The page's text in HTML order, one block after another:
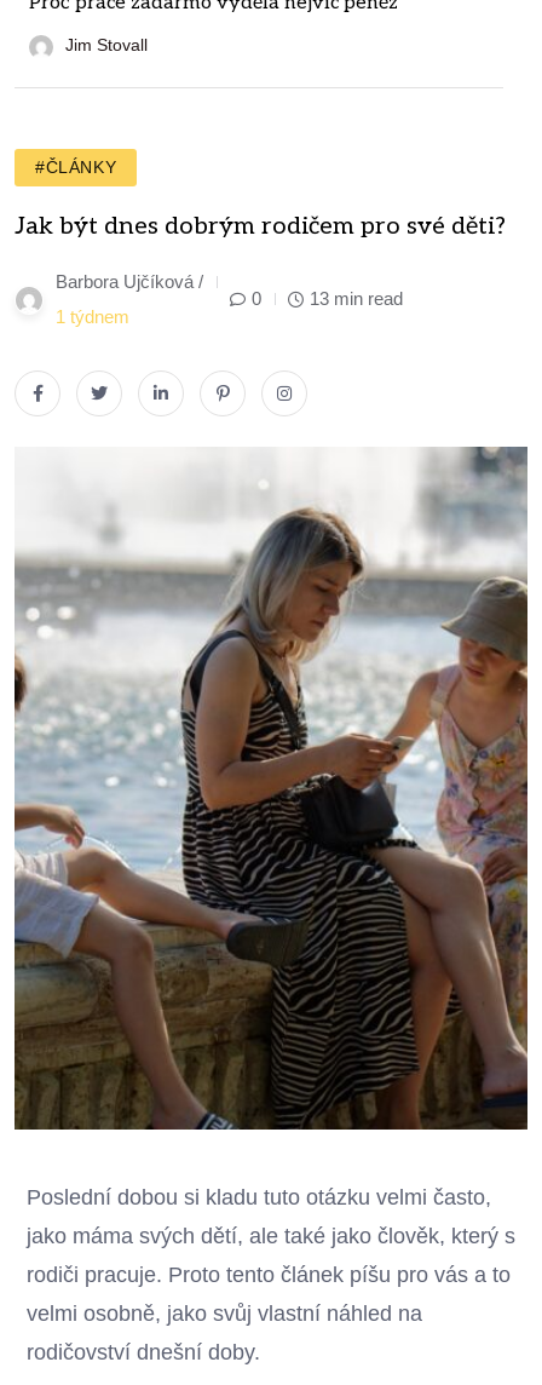
Jim Stovall
#ČLÁNKY
Jak být dnes dobrým rodičem pro své děti?
Barbora Ujčíková /
1 týdnem
0 13 min read
Poslední dobou si kladu tuto otázku velmi často,
jako máma svých dětí, ale také jako člověk, který s
rodiči pracuje. Proto tento článek píšu pro vás a to
velmi osobně, jako svůj vlastní náhled na
rodičovství dnešní doby.